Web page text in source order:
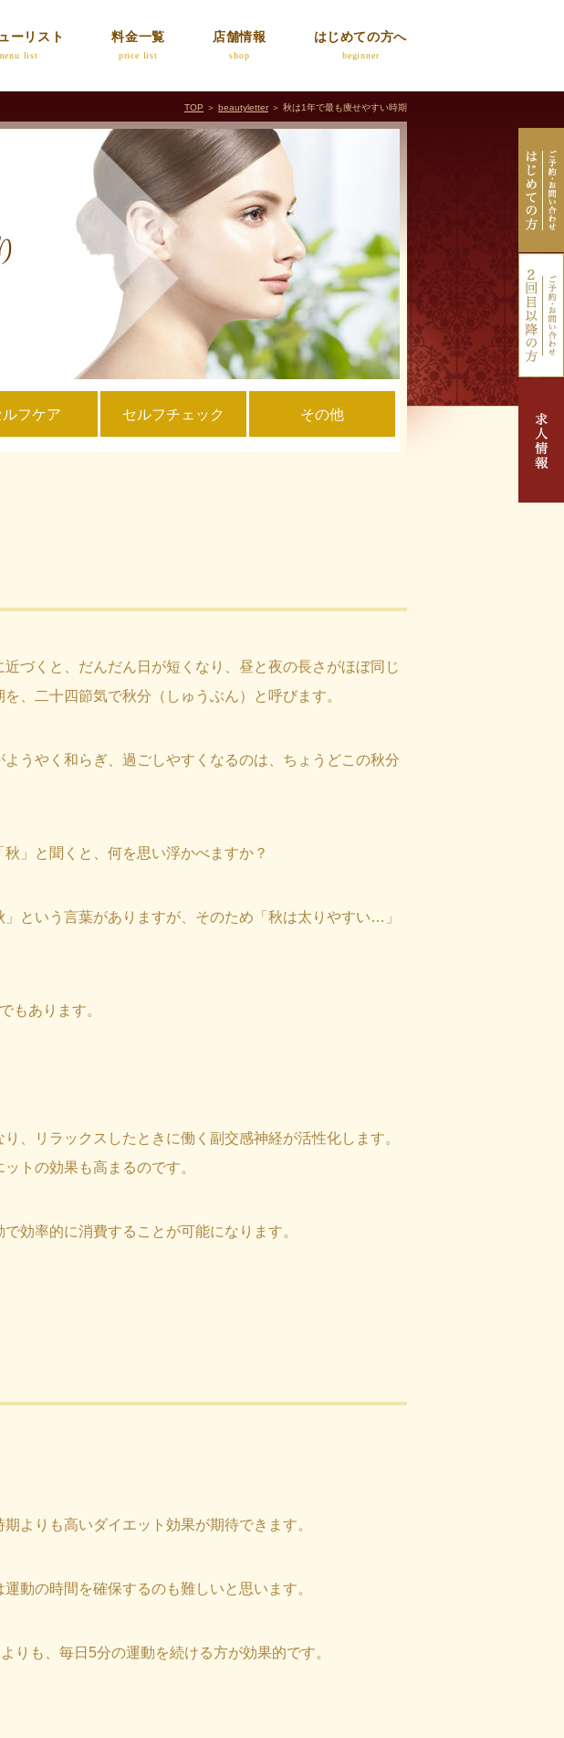
ーリスト
list
料金一覧
price list
店舗情報
shop
はじめての方へ
beginner
TOP ＞ beautyletter＞ 秋は1年で最も痩せやすい時期
ルフケア セルフチェック その他
近づくと、だんだん日が短くなり、昼と夜の長さがほぼ同じ
を、二十四節気で秋分（しゅうぶん）と呼びます。
ようやく和らぎ、過ごしやすくなるのは、ちょうどこの秋分
秋」と聞くと、何を思い浮かべますか？
」という言葉がありますが、そのため「秋は太りやすい…」
もあります。
、リラックスしたときに働く副交感神経が活性化します。
トの効果も高まるのです。
効率的に消費することが可能になります。
よりも高いダイエット効果が期待できます。
動の時間を確保するのも難しいと思います。
りも、毎日5分の運動を続ける方が効果的です。